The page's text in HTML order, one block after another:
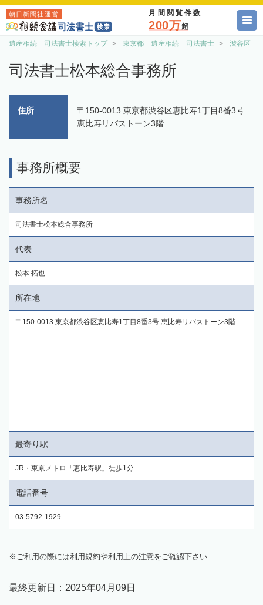
朝日新聞社運営 月間閲覧件数
200万超
遺産相続 司法書士検索トップ 東京都 遺産相続 司法書士 渋谷区
司法書士松本総合事務所
住所
〒150-0013 東京都渋谷区恵比寿1丁目8番3号
恵比寿リバストーン3階
事務所概要
事務所名
司法書士松本総合事務所
代表
松本 拓也
所在地
〒150-0013 東京都渋谷区恵比寿1丁目8番3号 恵比寿リバストーン3階
最寄り駅
JR・東京メトロ「恵比寿駅」徒歩1分
電話番号
03-5792-1929
ご利用の際には利用規約や利用上の注意をご確認下さい
最終更新日： 2025年04月09日